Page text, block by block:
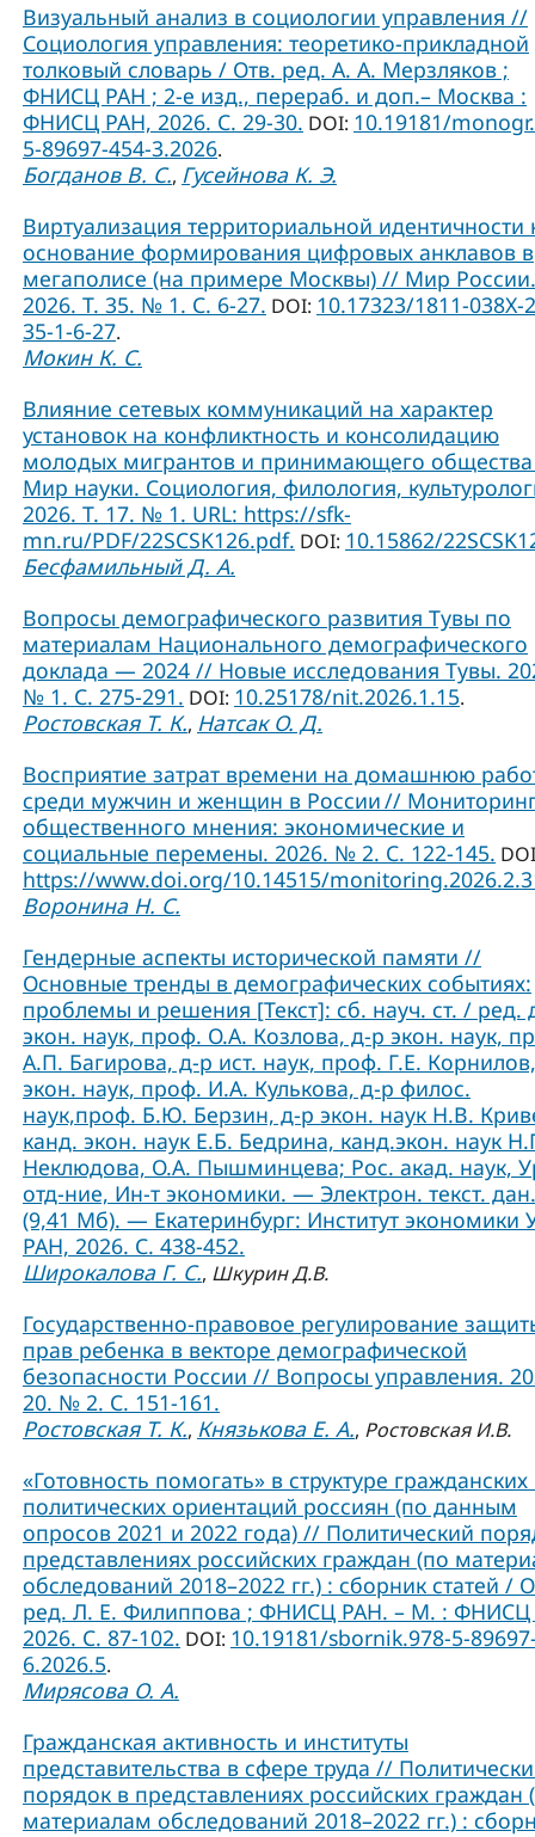
Визуальный анализ в социологии управления //
Социология управления: теоретико-прикладной
толковый словарь / Отв. ред. А. А. Мерзляков ;
ФНИСЦ РАН ; 2-е изд., перераб. и доп.– Москва :
ФНИСЦ РАН, 2026. С. 29-30. DOI: 10.19181/
5-89697-454-3.2026.
Богданов В. С., Гусейнова К. Э.
Виртуализация территориальной идентичности
основание формирования цифровых анклавов в
мегаполисе (на примере Москвы) // Мир России.
2026. Т. 35. № 1. С. 6-27. DOI: 10.17323/1811-038Х-
35-1-6-27.
Мокин К. С.
Влияние сетевых коммуникаций на характер
установок на конфликтность и консолидацию
молодых мигрантов и принимающего
Мир науки. Социология, филология,
2026. Т. 17. № 1. URL: https://sfk-
mn.ru/PDF/22SCSK126.pdf. DOI: 10.15862/
Бесфамильный Д. А.
Вопросы демографического развития Тувы по
материалам Национального демографического
доклада — 2024 // Новые исследования Тувы.
№ 1. С. 275-291. DOI: 10.25178/nit.2026.1.15.
Ростовская Т. К., Натсак О. Д.
Восприятие затрат времени на домашнюю
среди мужчин и женщин в России //
общественного мнения: экономические и
социальные перемены. 2026. № 2. С. 122-145.
https://www.doi.org/10.14515/
Воронина Н. С.
Гендерные аспекты исторической памяти //
Основные тренды в демографических событиях:
проблемы и решения [Текст]: сб. науч. ст. / ред.
экон. наук, проф. О.А. Козлова, д-р экон. наук,
А.П. Багирова, д-р ист. наук, проф. Г.Е.
экон. наук, проф. И.А. Кулькова, д-р филос.
наук,проф. Б.Ю. Берзин, д-р экон. наук Н.В.
канд. экон. наук Е.Б. Бедрина, канд.экон. наук
Неклюдова, О.А. Пышминцева; Рос. акад. наук,
отд-ние, Ин-т экономики. — Электрон. текст. дан.
(9,41 Мб). — Екатеринбург: Институт экономики
РАН, 2026. С. 438-452.
Широкалова Г. С., Шкурин Д.В.
Государственно-правовое регулирование
прав ребенка в векторе демографической
безопасности России // Вопросы управления.
20. № 2. С. 151-161.
Ростовская Т. К., Князькова Е. А., Ростовская И.В.
«Готовность помогать» в структуре гражданских
политических ориентаций россиян (по данным
опросов 2021 и 2022 года) // Политический
представлениях российских граждан (по
обследований 2018–2022 гг.) : сборник статей /
ред. Л. Е. Филиппова ; ФНИСЦ РАН. – М. : ФНИСЦ
2026. C. 87-102. DOI: 10.19181/sbornik.978-5-
6.2026.5.
Мирясова О. А.
Гражданская активность и институты
представительства в сфере труда //
порядок в представлениях российских граждан
материалам обследований 2018–2022 гг.) :